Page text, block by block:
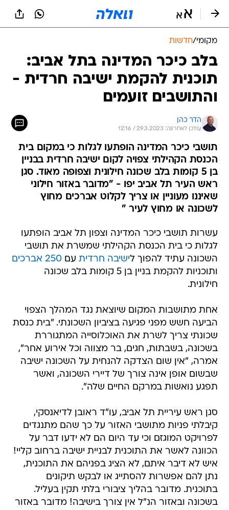
מקומי/חדשות
בלב כיכר המדינה בתל אביב:
תוכנית להקמת ישיבה חרדית -
והתושבים זועמים
הדר כהן
עודכן לאחרונה: 29.3.2023 / 12:16
תושבי כיכר המדינה הופתעו לגלות כי במקום בית
הכנסת הקהילתי צפויה לקום ישיבה חרדית בבניין
בן 5 קומות בלב שכונה חילונית וצפופה מאוד. סגן
ראש העיר תל אביב יפו - "מדובר באזור חילוני
שאיננו מעוניין או צריך לקלוט אברכים מחוץ
לשכונה או מחוץ לעיר "
עשרות תושבי כיכר המדינה וצפון תל אביב הופתעו
לגלות כי בית הכנסת הקהילתי שמשרת את תושבי
השכונה עתיד להפוך לישיבה חרדית עם250 אברכים
ותוכניות להקמת בניין בן 5 קומות בלב שכונה
חילונית.
אחת מתושבות המקום שיוצאת נגד המהלך הצפוי
הביעה חשש מפני פגיעה בציביון השכונתי. "בית כנסת
שכונתי צריך לשרת את האוכלוסייה המתגוררת
בשכונה, בשבתות, חגים, בר מצווה וכל אירוע אחר",
אמרה, "אין שום הצדקה להנחית על השכונה ישיבה
שבשום אופן אינה צורך של דיירי השכונה, ואשר
תפגע נואשות במרקם החיים שלה".
סגן ראש עיריית תל אביב, עו"ד ראובן לדיאנסקי,
קיבלתי פניות מתושבי האזור על כך שהם מתנגדים
לפרויקט המוגזם וכי עד היום הם לא ידעו דבר על
הכוונה לאשר את התוכנית לבניית ישיבה ברחוב קליי!
איש לא דיבר איתם, לא הציג בפניהם את התוכנית,
נתן להם אפשרות להסתייג או לבקש תיקונים
בתוכנית. מדובר בהליך ציבורי בלתי תקין בעליל.
בשכונה ובאזור הנ"ל אין צורך בישיבה! מדובר באזור